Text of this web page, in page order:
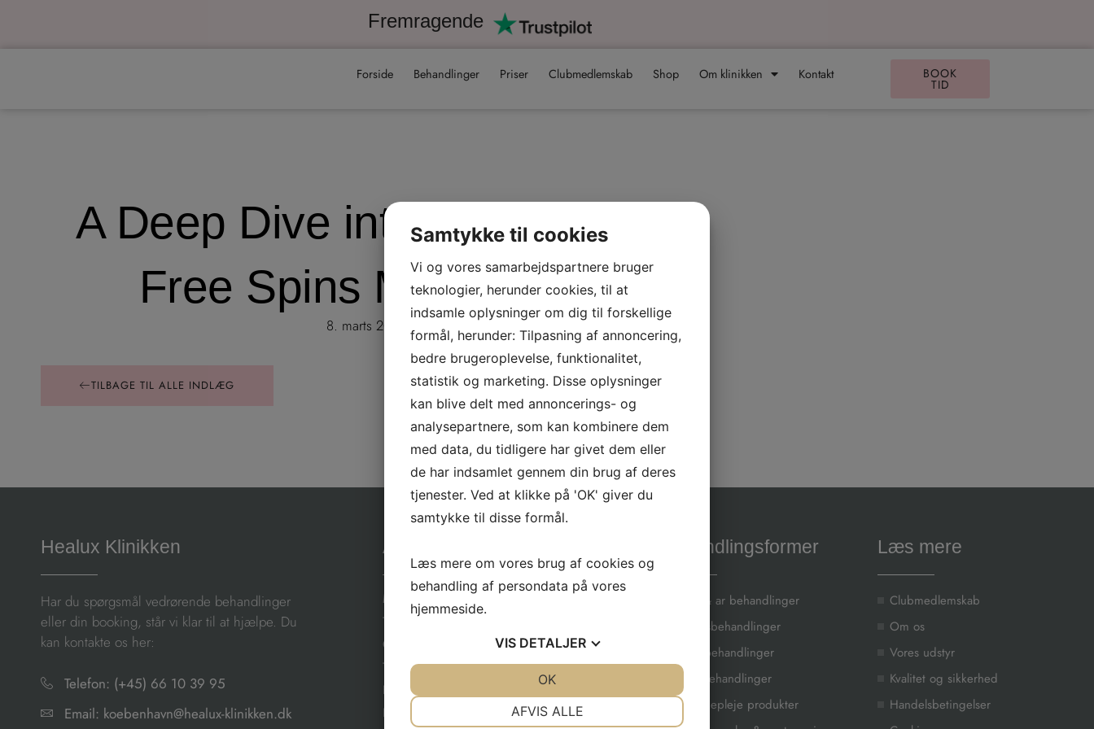
Fremragende
Forside Behandlinger Priser Clubmedlemskab Shop Om klinikken Kontakt BOOK
TID
A Deep Dive into Mostbet 30
Free Spins Mechanics
8. marts 2026
TILBAGE TIL ALLE INDLÆG
Healux Klinikken
Har du spørgsmål vedrørende behandlinger
eller din booking, står vi klar til at hjælpe. Du
kan kontakte os her:
Telefon: (+45) 66 10 39 95
Email: koebenhavn@healux-klinikken.dk
Åbningstider
Mandag
08:00 - 15:00
Tirsdag
Onsdag
12:00 - 20.00
Torsdag
09:30 - 19:30
Fredag
08:00 - 14:00
Lørdag ulige uger
09:00 - 15:00
Behandlingsformer
Akne & ar behandlinger
Ansigtsbehandlinger
Botox behandlinger
Filler behandlinger
Hjemmepleje produkter
Læs mere
Clubmedlemskab
Om os
Vores udstyr
Kvalitet og sikkerhed
Handelsbetingelser
Samtykke til cookies
Vi og vores samarbejdspartnere bruger
teknologier, herunder cookies, til at
indsamle oplysninger om dig til forskellige
formål, herunder: Tilpasning af annoncering,
bedre brugeroplevelse, funktionalitet,
statistik og marketing. Disse oplysninger
kan blive delt med annoncerings- og
analysepartnere, som kan kombinere dem
med data, du tidligere har givet dem eller
de har indsamlet gennem din brug af deres
tjenester. Ved at klikke på 'OK' giver du
samtykke til disse formål.
Læs mere om vores brug af cookies og
behandling af persondata på vores
hjemmeside.
VIS DETALJER
AFVIS ALLE
OK